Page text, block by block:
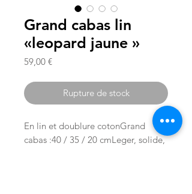
Grand cabas lin
«leopard jaune »
59,00 €Prix
Rupture de stock
En lin et doublure cotonGrand
cabas :40 / 35 / 20 cmLeger, solide,